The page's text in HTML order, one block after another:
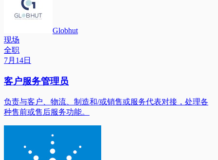
Globhut
现场
全职
7月14日
客户服务管理员
负责与客户、物流、制造和/或销售或服务代表对接，处理各
种售前或售后服务功能。